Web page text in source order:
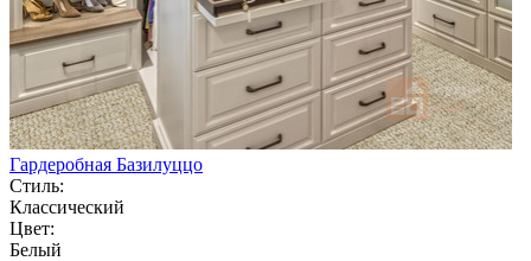
Гардеробная Базилуццо
Стиль:
Классический
Цвет:
Белый